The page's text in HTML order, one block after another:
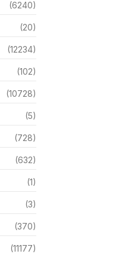
(6240)
(20)
(12234)
(102)
(10728)
(5)
(728)
(632)
(1)
(3)
(370)
(11177)